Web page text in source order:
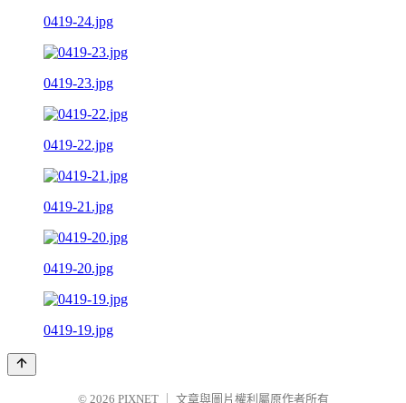
0419-24.jpg
0419-23.jpg
0419-22.jpg
0419-21.jpg
0419-20.jpg
0419-19.jpg
© 2026 PIXNET 文章與圖片權利屬原作者所有